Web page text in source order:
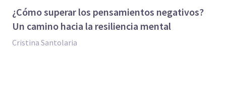
¿Cómo superar los pensamientos negativos?
Un camino hacia la resiliencia mental
Cristina Santolaria